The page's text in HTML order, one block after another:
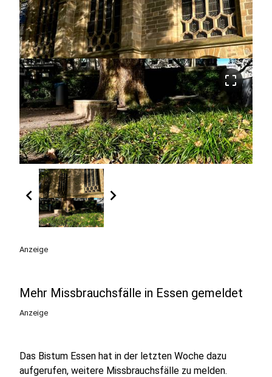
crop_free
chevron_left chevron_right
Anzeige
Mehr Missbrauchsfälle in Essen gemeldet
Anzeige
Das Bistum Essen hat in der letzten Woche dazu
aufgerufen, weitere Missbrauchsfälle zu melden.